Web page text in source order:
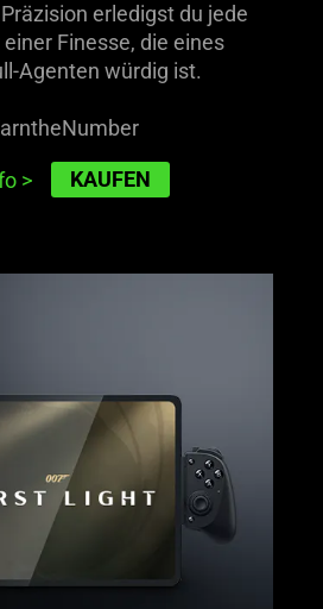
erledigst du jede
Finesse, die eines
Agenten würdig ist.
> KAUFEN
kishi
pro
xl